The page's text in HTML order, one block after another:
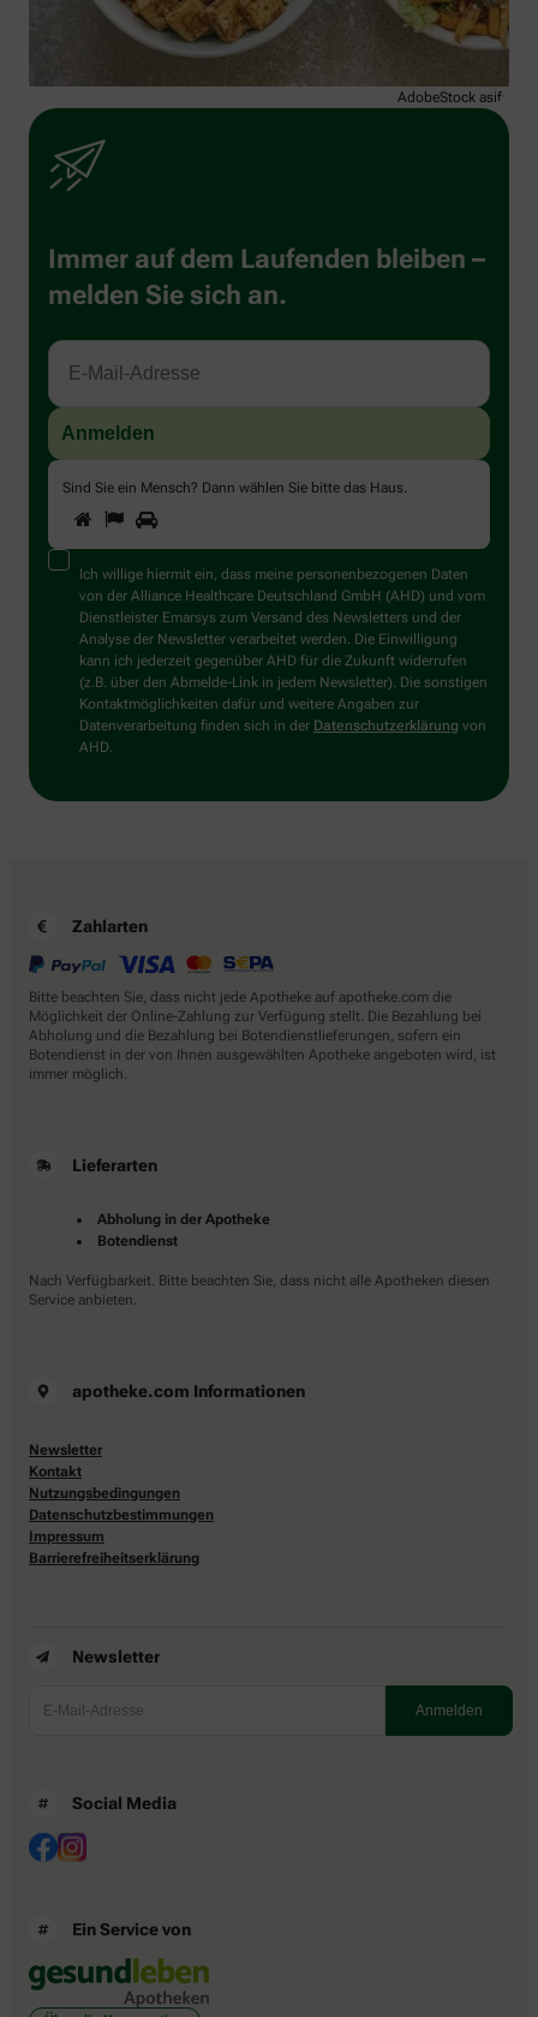
AdobeStock asife
Immer auf dem Laufenden bleiben –
melden Sie sich an.
Sind Sie ein Mensch? Dann wählen Sie bitte das Haus
Sie
ein
Mensch?
Dann
wählen
Sie
bitte
das
Haus.
1 2
Ich willige hiermit ein, dass meine personenbezogenen Daten
von der Alliance Healthcare Deutschland GmbH (AHD) und vom
Dienstleister Emarsys zum Versand des Newsletters und der
Analyse der Newsletter verarbeitet werden. Die Einwilligung
kann ich jederzeit gegenüber AHD für die Zukunft widerrufen
(z.B. über den Abmelde-Link in jedem Newsletter). Die sonstigen
Kontaktmöglichkeiten dafür und weitere Angaben zur
Datenverarbeitung finden sich in der Datenschutzerklärung von
AHD.
Zahlarten
Bitte beachten Sie, dass nicht jede Apotheke auf apotheke.com die
Möglichkeit der Online-Zahlung zur Verfügung stellt. Die Bezahlung bei
Abholung und die Bezahlung bei Botendienstlieferungen, sofern ein
Botendienst in der von Ihnen ausgewählten Apotheke angeboten wird, ist
immer möglich.
Lieferarten
Abholung in der Apotheke
Botendienst
Nach Verfügbarkeit. Bitte beachten Sie, dass nicht alle Apotheken diesen
Service anbieten.
apotheke.com Informationen
Newsletter
Kontakt
Nutzungsbedingungen
Datenschutzbestimmungen
Impressum
Barrierefreiheitserklärung
Newsletter
Social Media
Ein Service von